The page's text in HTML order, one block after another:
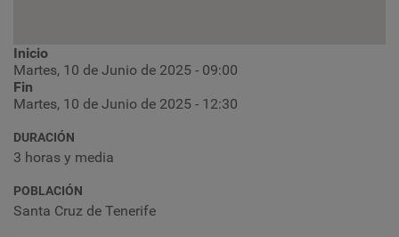
Inicio
Martes, 10 de Junio de 2025 - 09:00
Fin
Martes, 10 de Junio de 2025 - 12:30
DURACIÓN
3 horas y media
POBLACIÓN
Santa Cruz de Tenerife